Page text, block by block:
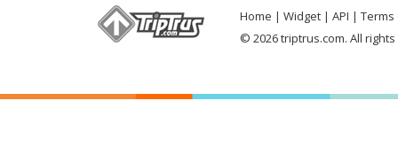
Home Widget API
Terms
© 2026 triptrus.com. All